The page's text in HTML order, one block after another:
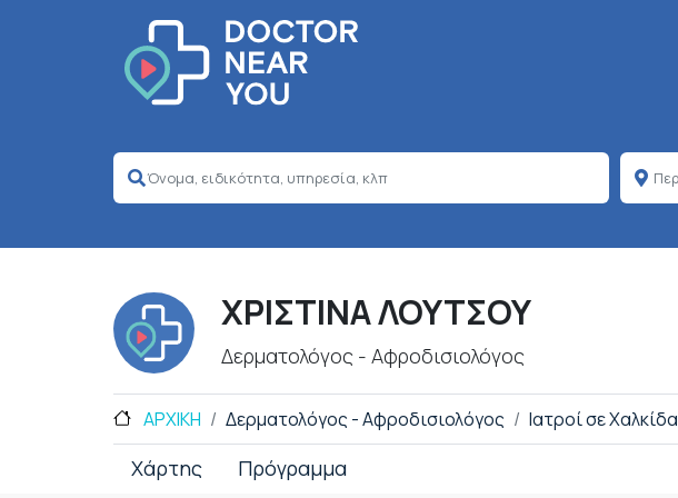
ΧΡΙΣΤΙΝΑ ΛΟΥΤΣΟΥ
Δερματολόγος - Αφροδισιολόγος
ΑΡΧΙΚΗ Δερματολόγος - Αφροδισιολόγος Ιατροί σε Χαλκίδα
Χάρτης Πρόγραμμα